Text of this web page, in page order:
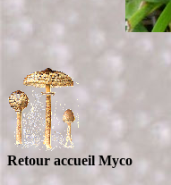
Retour accueil Myco